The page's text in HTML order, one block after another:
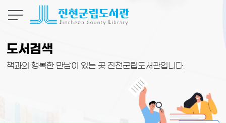
도서검색
책과의 행복한 만남이 있는 곳 진천군립도서관입니다.